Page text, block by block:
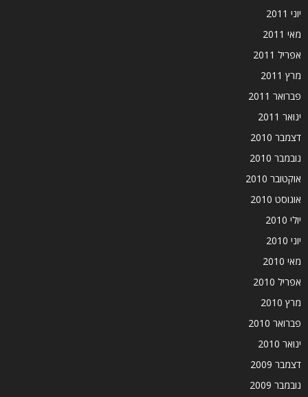
יוני 2011
מאי 2011
אפריל 2011
מרץ 2011
פברואר 2011
ינואר 2011
דצמבר 2010
נובמבר 2010
אוקטובר 2010
אוגוסט 2010
יולי 2010
יוני 2010
מאי 2010
אפריל 2010
מרץ 2010
פברואר 2010
ינואר 2010
דצמבר 2009
נובמבר 2009